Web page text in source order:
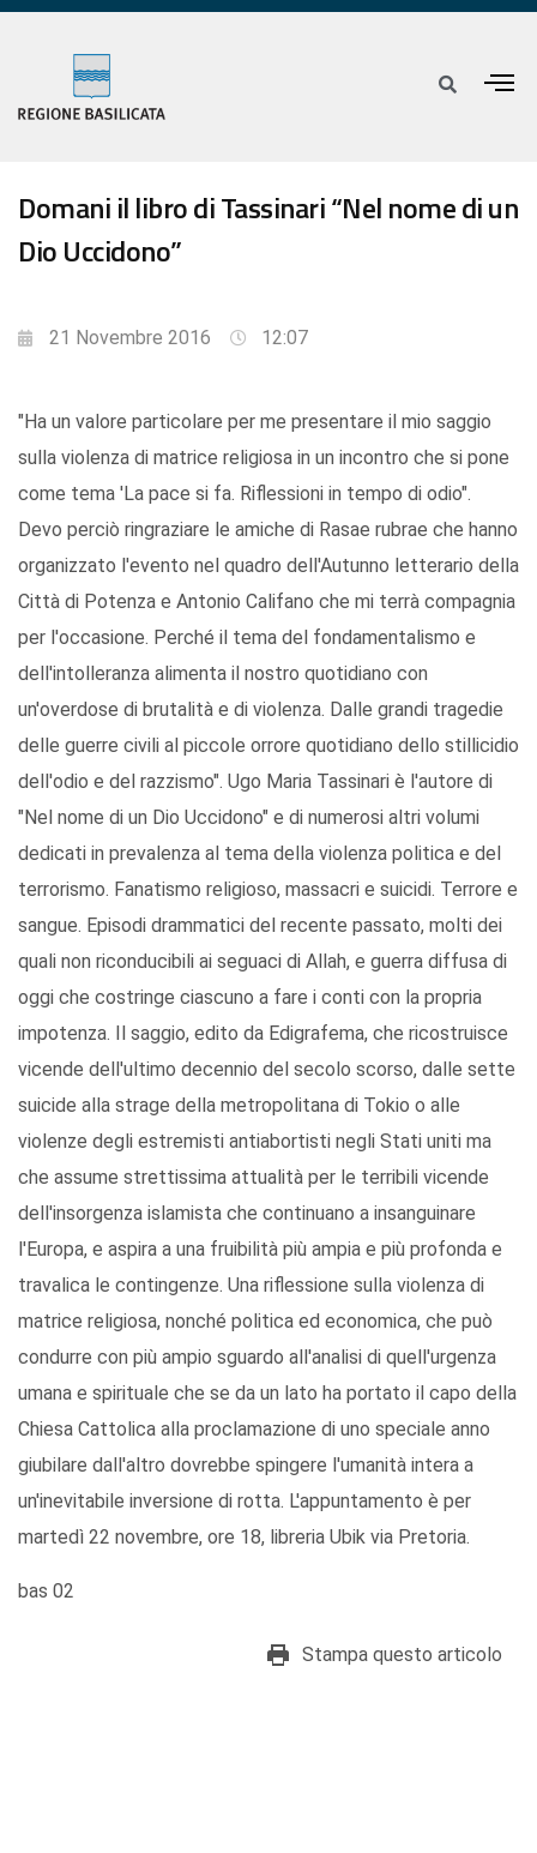
Domani il libro di Tassinari “Nel nome di un
Dio Uccidono”
21 Novembre 2016 12:07
"Ha un valore particolare per me presentare il mio saggio
sulla violenza di matrice religiosa in un incontro che si pone
come tema 'La pace si fa. Riflessioni in tempo di odio".
Devo perciò ringraziare le amiche di Rasae rubrae che hanno
organizzato l'evento nel quadro dell'Autunno letterario della
Città di Potenza e Antonio Califano che mi terrà compagnia
per l'occasione. Perché il tema del fondamentalismo e
dell'intolleranza alimenta il nostro quotidiano con
un'overdose di brutalità e di violenza. Dalle grandi tragedie
delle guerre civili al piccole orrore quotidiano dello stillicidio
dell'odio e del razzismo". Ugo Maria Tassinari è l'autore di
"Nel nome di un Dio Uccidono" e di numerosi altri volumi
dedicati in prevalenza al tema della violenza politica e del
terrorismo. Fanatismo religioso, massacri e suicidi. Terrore e
sangue. Episodi drammatici del recente passato, molti dei
quali non riconducibili ai seguaci di Allah, e guerra diffusa di
oggi che costringe ciascuno a fare i conti con la propria
impotenza. Il saggio, edito da Edigrafema, che ricostruisce
vicende dell'ultimo decennio del secolo scorso, dalle sette
suicide alla strage della metropolitana di Tokio o alle
violenze degli estremisti antiabortisti negli Stati uniti ma
che assume strettissima attualità per le terribili vicende
dell'insorgenza islamista che continuano a insanguinare
l'Europa, e aspira a una fruibilità più ampia e più profonda e
travalica le contingenze. Una riflessione sulla violenza di
matrice religiosa, nonché politica ed economica, che può
condurre con più ampio sguardo all'analisi di quell'urgenza
umana e spirituale che se da un lato ha portato il capo della
Chiesa Cattolica alla proclamazione di uno speciale anno
giubilare dall'altro dovrebbe spingere l'umanità intera a
un'inevitabile inversione di rotta. L'appuntamento è per
martedì 22 novembre, ore 18, libreria Ubik via Pretoria.
bas 02
Stampa questo articolo